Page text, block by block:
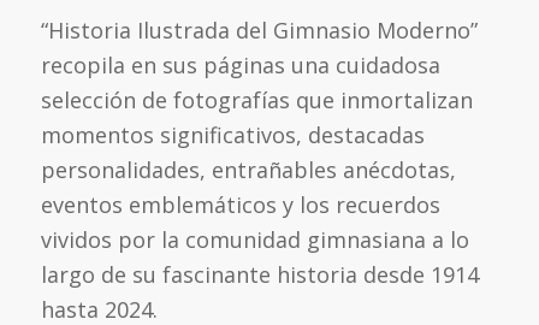
“Historia Ilustrada del Gimnasio Moderno”
recopila en sus páginas una cuidadosa
selección de fotografías que inmortalizan
momentos significativos, destacadas
personalidades, entrañables anécdotas,
eventos emblemáticos y los recuerdos
vividos por la comunidad gimnasiana a lo
largo de su fascinante historia desde 1914
hasta 2024.